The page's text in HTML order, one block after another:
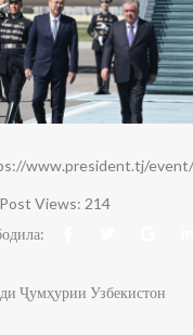
www.president.tj/
Post Views: 214
Ҷумҳурии Узбекистон